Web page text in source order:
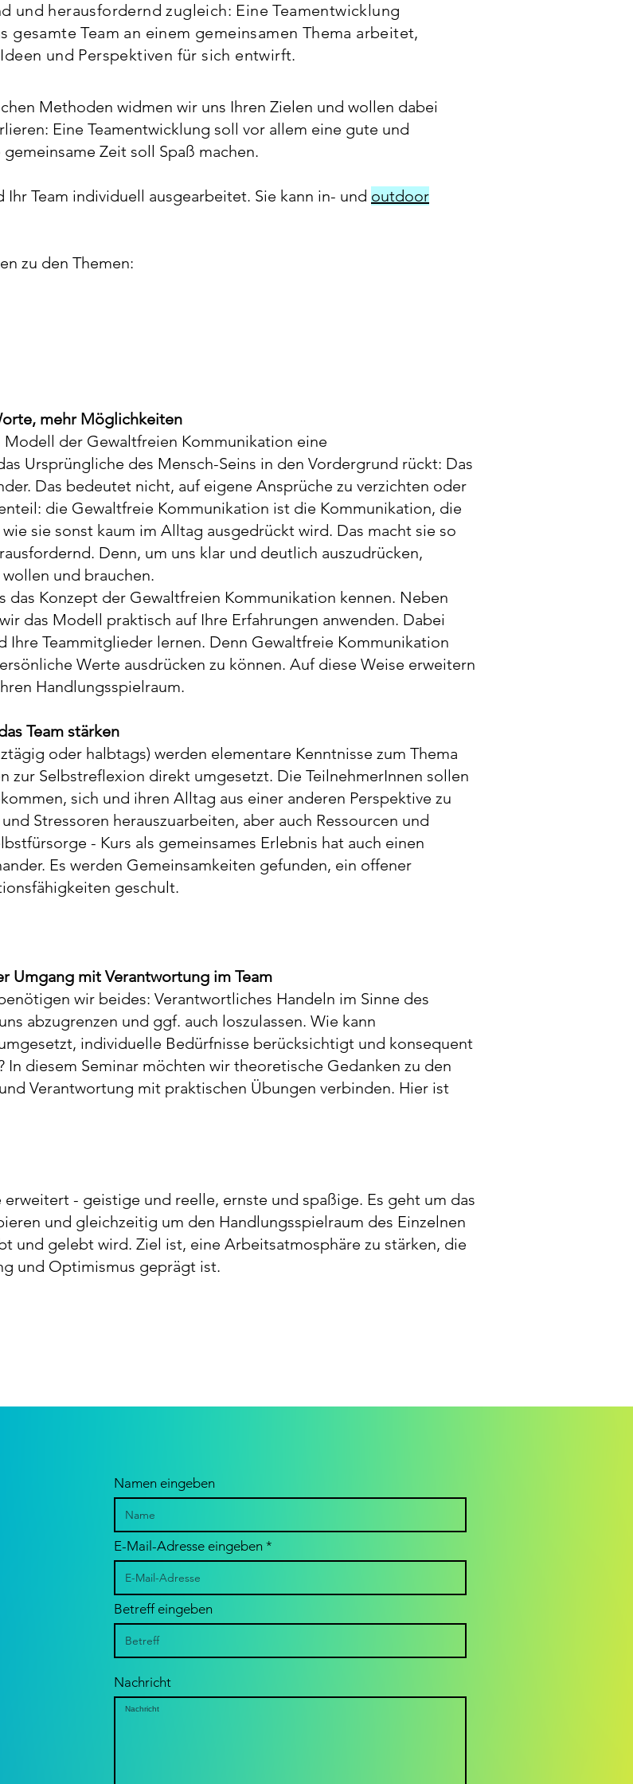
und herausfordernd zugleich: Eine Teamentwicklung
gesamte Team an einem gemeinsamen Thema arbeitet,
und Perspektiven für sich entwirft.
Methoden widmen wir uns Ihren Zielen und wollen dabei
Eine Teamentwicklung soll vor allem eine gute und
Zeit soll Spaß machen.
Team individuell ausgearbeitet. Sie kann in- und outdoor
zu den Themen:
mehr Möglichkeiten
der Gewaltfreien Kommunikation eine
Ursprüngliche des Mensch-Seins in den Vordergrund rückt: Das
Das bedeutet nicht, auf eigene Ansprüche zu verzichten oder
die Gewaltfreie Kommunikation ist die Kommunikation, die
sie sonst kaum im Alltag ausgedrückt wird. Das macht sie so
Denn, um uns klar und deutlich auszudrücken,
und brauchen.
das Konzept der Gewaltfreien Kommunikation kennen. Neben
das Modell praktisch auf Ihre Erfahrungen anwenden. Dabei
Ihre Teammitglieder lernen. Denn Gewaltfreie Kommunikation
Werte ausdrücken zu können. Auf diese Weise erweitern
Handlungsspielraum.
Team stärken
oder halbtags) werden elementare Kenntnisse zum Thema
zur Selbstreflexion direkt umgesetzt. Die TeilnehmerInnen sollen
sich und ihren Alltag aus einer anderen Perspektive zu
Stressoren herauszuarbeiten, aber auch Ressourcen und
- Kurs als gemeinsames Erlebnis hat auch einen
Es werden Gemeinsamkeiten gefunden, ein offener
geschult.​
Umgang mit Verantwortung im Team
wir beides: Verantwortliches Handeln im Sinne des
abzugrenzen und ggf. auch loszulassen. Wie kann
individuelle Bedürfnisse berücksichtigt und konsequent
diesem Seminar möchten wir theoretische Gedanken zu den
Verantwortung mit praktischen Übungen verbinden. Hier ist
- geistige und reelle, ernste und spaßige. Es geht um das
und gleichzeitig um den Handlungsspielraum des Einzelnen
und gelebt wird. Ziel ist, eine Arbeitsatmosphäre zu stärken, die
und Optimismus geprägt ist.
Namen eingeben
E-Mail-Adresse eingeben
Betreff eingeben
Nachricht